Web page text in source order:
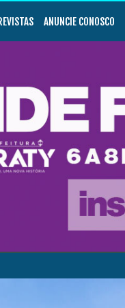
ANUNCIE CONOSCO